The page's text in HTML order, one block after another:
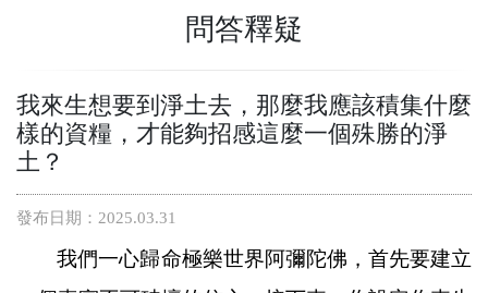
問答釋疑
我來生想要到淨土去，那麼我應該積集什麼
樣的資糧，才能夠招感這麼一個殊勝的淨
土？
發布日期：2025.03.31
我們一心歸命極樂世界阿彌陀佛，首先要建立